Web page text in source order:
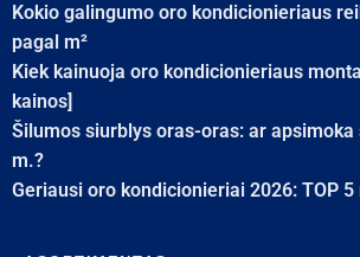
Kokio galingumo oro kondicionieriaus
pagal m²
Kiek kainuoja oro kondicionieriaus
kainos]
Šilumos siurblys oras-oras: ar
m.?
Geriausi oro kondicionieriai 2026: TOP